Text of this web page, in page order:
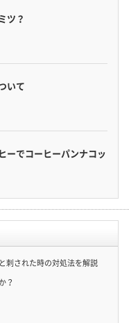
ツ？
いて
ーでコーヒーパンナコッ
刺された時の対処法を解説
？